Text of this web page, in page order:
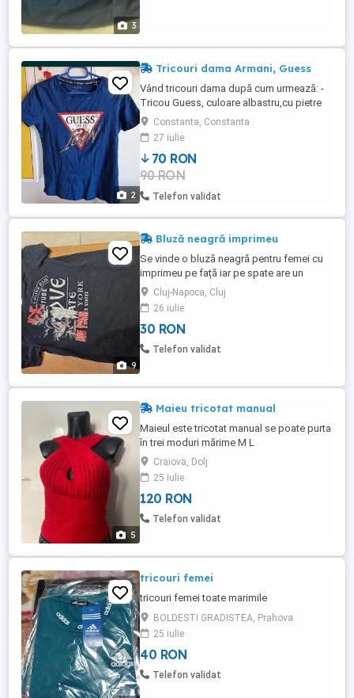
3
2
Tricouri dama Armani, Guess
Vând tricouri dama după cum urmează: -
Tricou Guess, culoare albastru,cu pietre
aplicate,mărime XS, bumbac elastic,
dimensiune bust 42 cm, lungime tricou 55
cm. Este in stare perfecta fara nici un
defect. Preț 70 lei - Tricou Armani
Exchange, mărime XS, stil polo cu guler și
nasturi, culoare negru, bumbac ...
Constanta, Constanta
27 iulie
70 RON
90 RON
Telefon validat
9
Bluză neagră imprimeu
Se vinde o bluză neagră pentru femei cu
imprimeu pe față iar pe spate are un
decoulteu. Tricoul este de la Stylewise.
Este intr - o stare foarte bună.
Cluj-Napoca, Cluj
26 iulie
30 RON
Telefon validat
5
Maieu tricotat manual
Maieul este tricotat manual se poate purta
în trei moduri mărime M L
Craiova, Dolj
25 iulie
120 RON
Telefon validat
tricouri femei
tricouri femei toate marimile
BOLDESTI GRADISTEA, Prahova
25 iulie
40 RON
Telefon validat